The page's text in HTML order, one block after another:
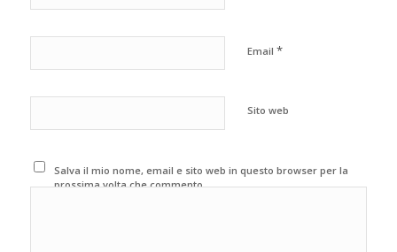
Email *
Sito web
Salva il mio nome, email e sito web in questo browser per la
prossima volta che commento.